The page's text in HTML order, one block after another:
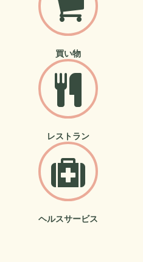
買い物
レストラン
ヘルスサービス